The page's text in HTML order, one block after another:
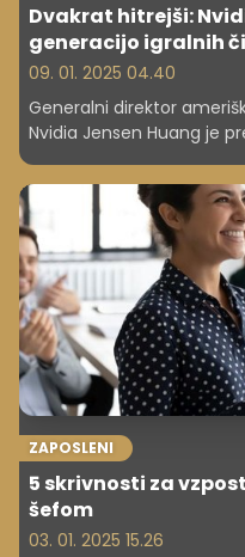
Dvakrat hitrejši:
generacijo igralnih
09. 01. 2025 04.40
Generalni direktor
Nvidia Jensen Huang je
ZAPOSLENI
5 skrivnosti za
šefom
03. 01. 2025 15.26